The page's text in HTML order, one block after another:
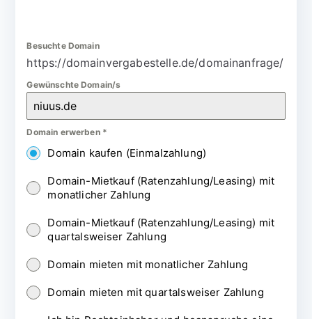
Besuchte Domain
https://domainvergabestelle.de/domainanfrage/
Gewünschte Domain/s
Domain erwerben *
Domain kaufen (Einmalzahlung)
Domain-Mietkauf (Ratenzahlung/Leasing) mit
monatlicher Zahlung
Domain-Mietkauf (Ratenzahlung/Leasing) mit
quartalsweiser Zahlung
Domain mieten mit monatlicher Zahlung
Domain mieten mit quartalsweiser Zahlung